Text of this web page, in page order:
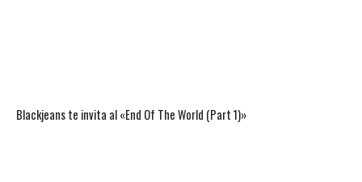
Blackjeans te invita al «End Of The World (Part 1)»